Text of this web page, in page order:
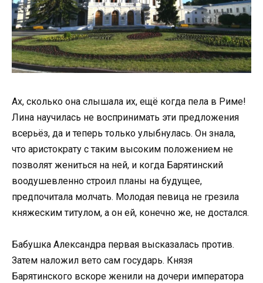
Ах, сколько она слышала их, ещё когда пела в Риме!
Лина научилась не воспринимать эти предложения
всерьёз, да и теперь только улыбнулась. Он знала,
что аристократу с таким высоким положением не
позволят жениться на ней, и когда Барятинский
воодушевленно строил планы на будущее,
предпочитала молчать. Молодая певица не грезила
княжеским титулом, а он ей, конечно же, не достался.
Бабушка Александра первая высказалась против.
Затем наложил вето сам государь. Князя
Барятинского вскоре женили на дочери императора